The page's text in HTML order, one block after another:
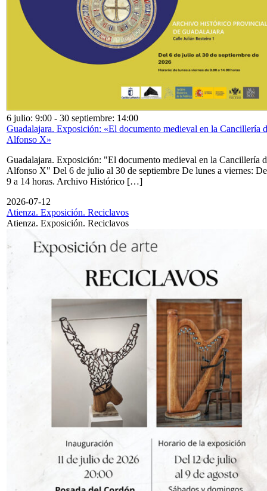
6 julio: 9:00 - 30 septiembre: 14:00
Guadalajara. Exposición: «El documento medieval en la Cancillería
Alfonso X»
Guadalajara. Exposición: "El documento medieval en la Cancillería
Alfonso X" Del 6 de julio al 30 de septiembre De lunes a viernes: De
9 a 14 horas. Archivo Histórico […]
2026-07-12
Atienza. Exposición. Reciclavos
Atienza. Exposición. Reciclavos